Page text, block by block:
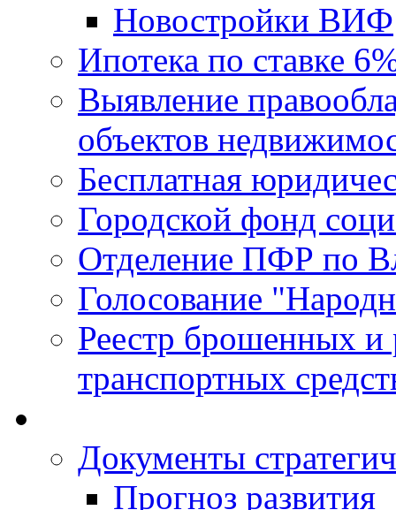
Новостройки ВИФ
Ипотека по ставке
Выявление
объектов
Бесплатная
Городской фонд
Отделение ПФР по
Голосование
Реестр брошенных и
транспортных
Документы
Прогноз развития